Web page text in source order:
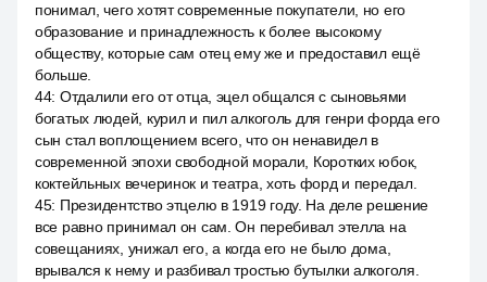
понимал, чего хотят современные покупатели, но его
образование и принадлежность к более высокому
обществу, которые сам отец ему же и предоставил ещё
больше.
44: Отдалили его от отца, эцел общался с сыновьями
богатых людей, курил и пил алкоголь для генри форда его
сын стал воплощением всего, что он ненавидел в
современной эпохи свободной морали, Коротких юбок,
коктейльных вечеринок и театра, хоть форд и передал.
45: Президентство этцелю в 1919 году. На деле решение
все равно принимал он сам. Он перебивал этелла на
совещаниях, унижал его, а когда его не было дома,
врывался к нему и разбивал тростью бутылки алкоголя.